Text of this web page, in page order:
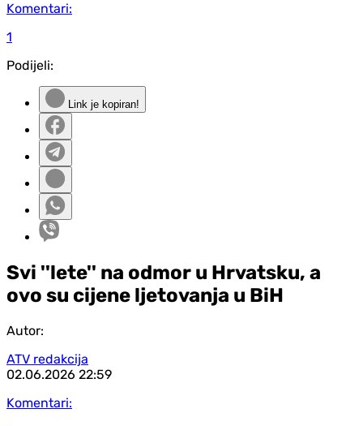
Komentari:
1
Podijeli:
Link je kopiran!
Svi ''lete'' na odmor u Hrvatsku, a
ovo su cijene ljetovanja u BiH
Autor:
ATV redakcija
02.06.2026 22:59
Komentari: